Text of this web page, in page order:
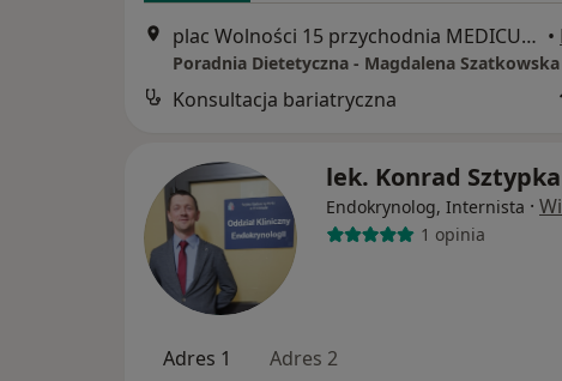
plac Wolności 15 przychodnia MEDICUS), Włocławek •
Poradnia Dietetyczna - Magdalena Szatkowska
Konsultacja bariatryczna
lek. Konrad Sztypka
Endokrynolog, Internista ·
1 opinia
Adres 1 Adres 2